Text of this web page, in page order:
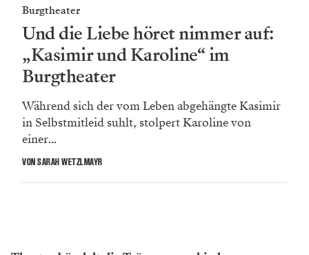
Burgtheater
Und die Liebe höret nimmer auf:
„Kasimir und Karoline“ im
Burgtheater
Während sich der vom Leben abgehängte Kasimir
in Selbstmitleid suhlt, stolpert Karoline von
einer...
VON SARAH WETZLMAYR